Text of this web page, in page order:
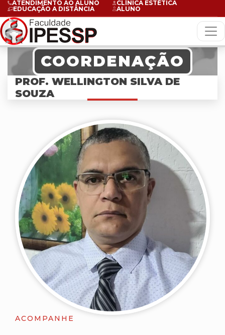
ATENDIMENTO AO ALUNO
CLÍNICA ESTÉTICA
EDUCAÇÃO A DISTÂNCIA
ALUNO
COORDENAÇÃO
PROF. WELLINGTON SILVA DE
SOUZA
ACOMPANHE